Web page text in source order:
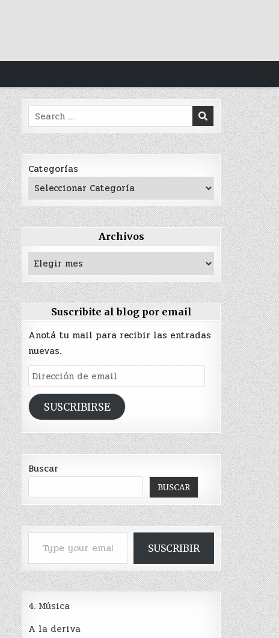
Search
for:
Categorías
Archivos
Archivos
Suscribite al blog por email
Anotá tu mail para recibir las entradas
nuevas.
Dirección
de
emailSUSCRIBIRSE
Buscar
BUSCAR
Type your email…
SUSCRIBIR
4. Música
A la deriva